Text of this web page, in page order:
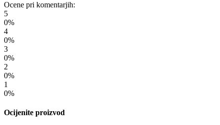
Ocene pri komentarjih:
5
0%
4
0%
3
0%
2
0%
1
0%
Ocijenite proizvod